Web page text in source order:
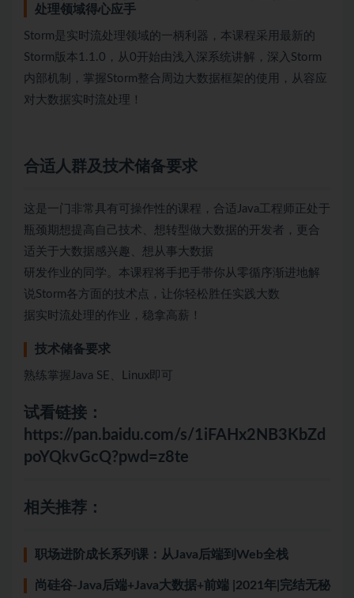
处理领域得心应手
Storm是实时流处理领域的一柄利器，本课程采用最新的
Storm版本1.1.0，从0开始由浅入深系统讲解，深入Storm
内部机制，掌握Storm整合周边大数据框架的使用，从容应
对大数据实时流处理！
合适人群及技术储备要求
这是一门非常具有可操作性的课程，合适Java工程师正处于
瓶颈期想提高自己技术、想转型做大数据的开发者，更合
适关于大数据感兴趣、想从事大数据
研发作业的同学。本课程将手把手带你从零循序渐进地解
说Storm各方面的技术点，让你轻松胜任实践大数
据实时流处理的作业，稳拿高薪！
技术储备要求
熟练掌握Java SE、Linux即可
试看链接：
https://pan.baidu.com/s/1iFAHx2NB3KbZd
poYQkvGcQ?pwd=z8te
相关推荐：
职场进阶成长系列课：从Java后端到Web全栈
尚硅谷-Java后端+Java大数据+前端 |2021年|完结无秘